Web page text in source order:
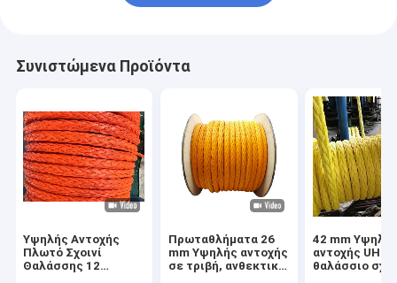
Συνιστώμενα Προϊόντα
Υψηλής Αντοχής
Πλωτό Σχοινί
Θαλάσσης 12
Πρωταθλήματα 26
mm Υψηλής αντοχής
σε τριβή, ανθεκτικό
42 mm
αντοχής
θαλάσσιο